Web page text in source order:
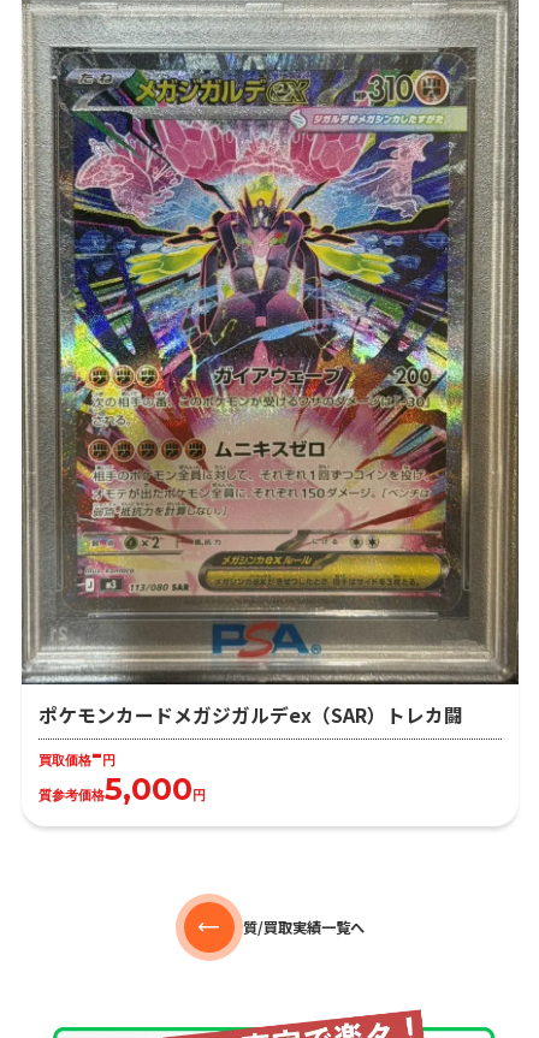
ポケモンカードメガジガルデex（SAR）トレカ闘
買取価格- 円
質参考価格5,000 円
質/買取実績一覧へ